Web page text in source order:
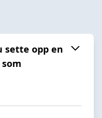
sette opp en